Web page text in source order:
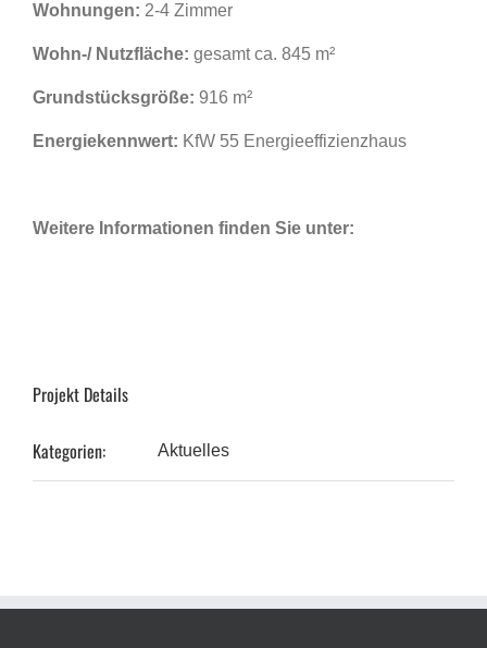
Wohnungen: 2-4 Zimmer
Wohn-/ Nutzfläche: gesamt ca. 845 m²
Grundstücksgröße: 916 m²
Energiekennwert: KfW 55 Energieeffizienzhaus
Weitere Informationen finden Sie unter:
Projekt Details
Kategorien: Aktuelles